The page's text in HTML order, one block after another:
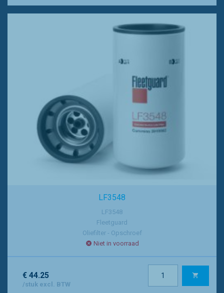
LF3548
LF3548
Fleetguard
Oliefilter - Opschroef
Niet in voorraad
€ 44.25
/stuk excl. BTW